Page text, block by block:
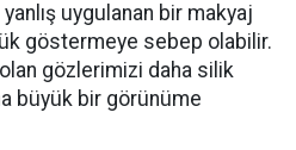
uygulanan bir makyaj
göstermeye sebep olabilir.
gözlerimizi daha silik
büyük bir görünüme